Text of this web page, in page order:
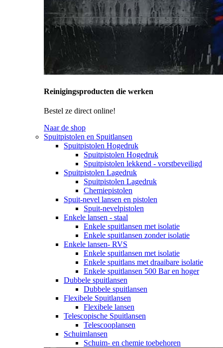
Reinigingsproducten die werken
Bestel ze direct online!
Naar de shop
Spuitpistolen en Spuitlansen
Spuitpistolen Hogedruk
Spuitpistolen Hogedruk
Spuitpistolen lekkend - vorstbeveiligd
Spuitpistolen Lagedruk
Spuitpistolen Lagedruk
Chemiepistolen
Spuit-nevel lansen en pistolen
Spuit-nevelpistolen
Enkele lansen - staal
Enkele spuitlansen met isolatie
Enkele spuitlansen zonder isolatie
Enkele lansen- RVS
Enkele spuitlansen met isolatie
Enkele spuitlans met draaibare isolatie
Enkele spuitlansen 500 Bar en hoger
Dubbele spuitlansen
Dubbele spuitlansen
Flexibele Spuitlansen
Flexibele lansen
Telescopische Spuitlansen
Telescooplansen
Schuimlansen
Schuim- en chemie toebehoren